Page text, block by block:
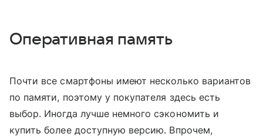
Оперативная память
Почти все смартфоны имеют несколько вариантов
по памяти, поэтому у покупателя здесь есть
выбор. Иногда лучше немного сэкономить и
купить более доступную версию. Впрочем,